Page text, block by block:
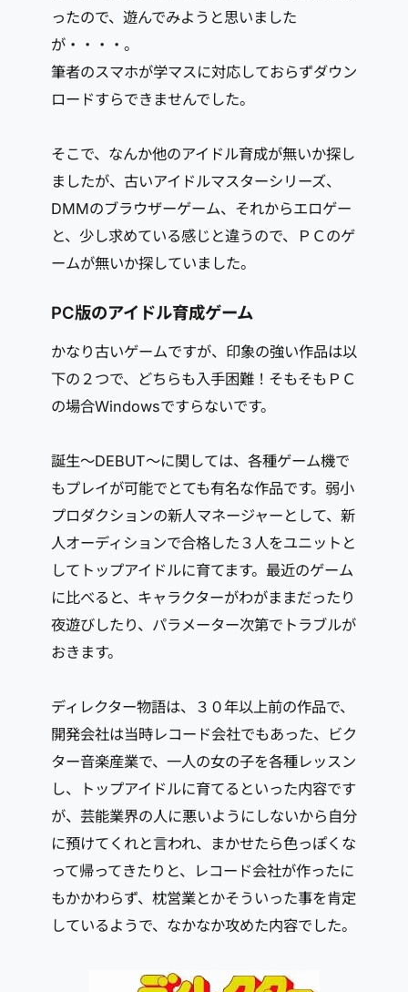
ったので、遊んでみようと思いました
が・・・・。
筆者のスマホが学マスに対応しておらずダウン
ロードすらできませんでした。
そこで、なんか他のアイドル育成が無いか探し
ましたが、古いアイドルマスターシリーズ、
DMMのブラウザーゲーム、それからエロゲー
と、少し求めている感じと違うので、ＰＣのゲ
ームが無いか探していました。
PC版のアイドル育成ゲーム
かなり古いゲームですが、印象の強い作品は以
下の２つで、どちらも入手困難！そもそもＰＣ
の場合Windowsですらないです。
誕生～DEBUT～に関しては、各種ゲーム機で
もプレイが可能でとても有名な作品です。弱小
プロダクションの新人マネージャーとして、新
人オーディションで合格した３人をユニットと
してトップアイドルに育てます。最近のゲーム
に比べると、キャラクターがわがままだったり
夜遊びしたり、パラメーター次第でトラブルが
おきます。
ディレクター物語は、３０年以上前の作品で、
開発会社は当時レコード会社でもあった、ビク
ター音楽産業で、一人の女の子を各種レッスン
し、トップアイドルに育てるといった内容です
が、芸能業界の人に悪いようにしないから自分
に預けてくれと言われ、まかせたら色っぽくな
って帰ってきたりと、レコード会社が作ったに
もかかわらず、枕営業とかそういった事を肯定
しているようで、なかなか攻めた内容でした。